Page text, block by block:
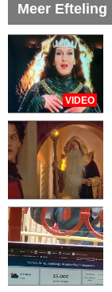
Meer Efteling
VIDEO